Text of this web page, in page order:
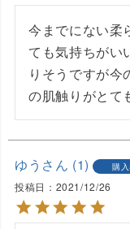
今までにない柔
ても気持ちがい
りそうですが今
の肌触りがとて
ゆう 1 購
投稿日
2021/12/26